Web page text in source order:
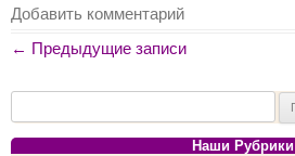
Добавить комментарий
Навигация по записям
← Предыдущие записи
Наши Рубрики